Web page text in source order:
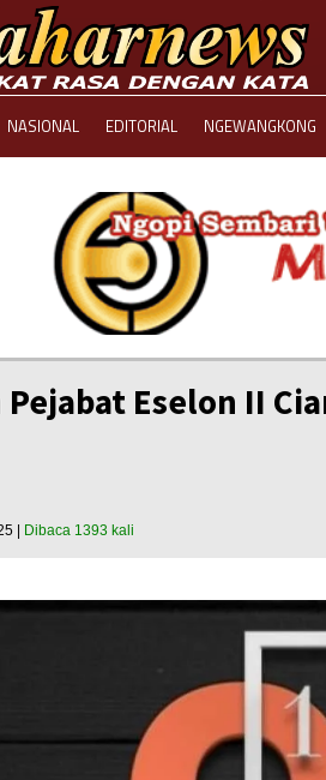
NASIONAL EDITORIAL NGEWANGKONG
Eselon II
| Dibaca 1393 kali